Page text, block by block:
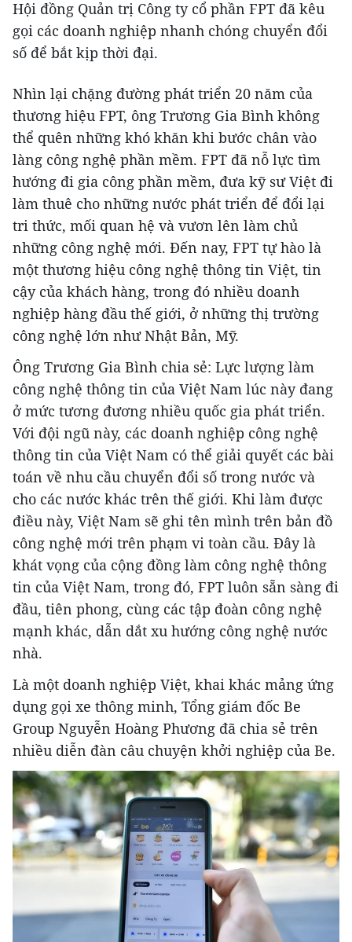
Hội đồng Quản trị Công ty cổ phần FPT đã kêu
gọi các doanh nghiệp nhanh chóng chuyển đổi
số để bắt kịp thời đại.
Nhìn lại chặng đường phát triển 20 năm của
thương hiệu FPT, ông Trương Gia Bình không
thể quên những khó khăn khi bước chân vào
làng công nghệ phần mềm. FPT đã nỗ lực tìm
hướng đi gia công phần mềm, đưa kỹ sư Việt đi
làm thuê cho những nước phát triển để đổi lại
tri thức, mối quan hệ và vươn lên làm chủ
những công nghệ mới. Đến nay, FPT tự hào là
một thương hiệu công nghệ thông tin Việt, tin
cậy của khách hàng, trong đó nhiều doanh
nghiệp hàng đầu thế giới, ở những thị trường
công nghệ lớn như Nhật Bản, Mỹ.
Ông Trương Gia Bình chia sẻ: Lực lượng làm
công nghệ thông tin của Việt Nam lúc này đang
ở mức tương đương nhiều quốc gia phát triển.
Với đội ngũ này, các doanh nghiệp công nghệ
thông tin của Việt Nam có thể giải quyết các bài
toán về nhu cầu chuyển đổi số trong nước và
cho các nước khác trên thế giới. Khi làm được
điều này, Việt Nam sẽ ghi tên mình trên bản đồ
công nghệ mới trên phạm vi toàn cầu. Đây là
khát vọng của cộng đồng làm công nghệ thông
tin của Việt Nam, trong đó, FPT luôn sẵn sàng đi
đầu, tiên phong, cùng các tập đoàn công nghệ
mạnh khác, dẫn dắt xu hướng công nghệ nước
nhà.
Là một doanh nghiệp Việt, khai khác mảng ứng
dụng gọi xe thông minh, Tổng giám đốc Be
Group Nguyễn Hoàng Phương đã chia sẻ trên
nhiều diễn đàn câu chuyện khởi nghiệp của Be.